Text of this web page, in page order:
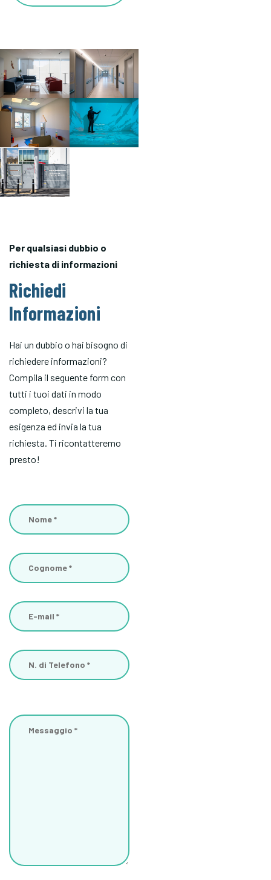
Per qualsiasi dubbio o
richiesta di informazioni
Richiedi
Informazioni
Hai un dubbio o hai bisogno di
richiedere informazioni?
Compila il seguente form con
tutti i tuoi dati in modo
completo, descrivi la tua
esigenza ed invia la tua
richiesta. Ti ricontatteremo
presto!